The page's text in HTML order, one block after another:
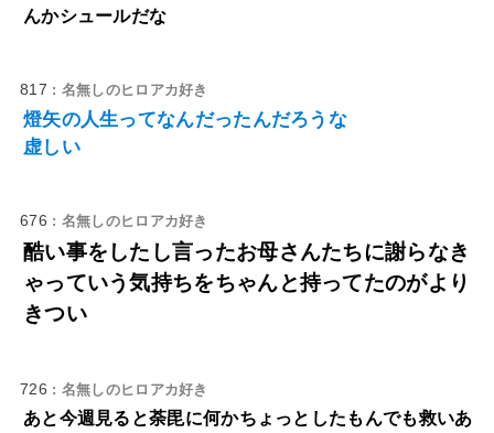
んかシュールだな
817 : 名無しのヒロアカ好き
燈矢の人生ってなんだったんだろうな
虚しい
676 : 名無しのヒロアカ好き
酷い事をしたし言ったお母さんたちに謝らなき
ゃっていう気持ちをちゃんと持ってたのがより
きつい
726 : 名無しのヒロアカ好き
あと今週見ると荼毘に何かちょっとしたもんでも救いあ